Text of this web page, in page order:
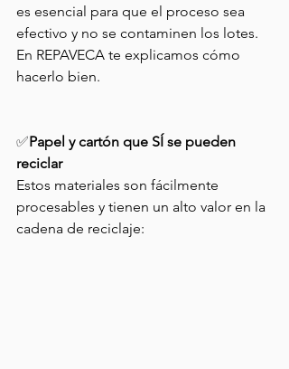
es esencial para que el proceso sea
efectivo y no se contaminen los lotes.
En REPAVECA te explicamos cómo
hacerlo bien.
✅Papel y cartón que SÍ se pueden
reciclar
Estos materiales son fácilmente
procesables y tienen un alto valor en la
cadena de reciclaje: